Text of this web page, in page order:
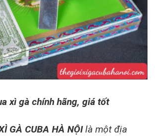
xì gà chính hãng, giá tốt
GÀ CUBA HÀ NỘIlà một địa